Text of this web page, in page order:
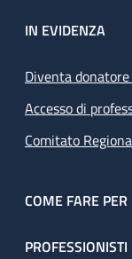
IN EVIDENZA
Diventa
Accesso di
Comitato
COME FARE PER
PROFESSIONISTI